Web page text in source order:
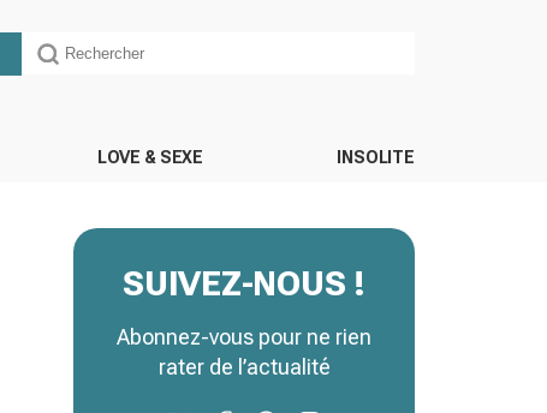
LOVE & SEXE INSOLITE
SUIVEZ-NOUS !
Abonnez-vous pour ne rien
rater de l’actualité